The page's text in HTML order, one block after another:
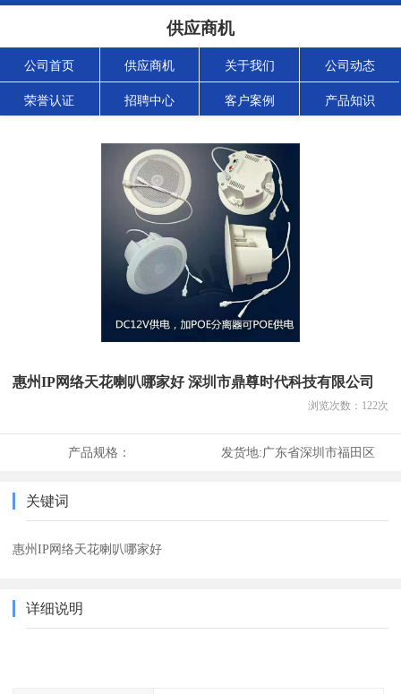
供应商机
公司首页 供应商机 关于我们 公司动态
荣誉认证 招聘中心 客户案例 产品知识
惠州IP网络天花喇叭哪家好 深圳市鼎尊时代科技有限公司
浏览次数： 122次
产品规格： 发货地:广东省深圳市福田区
关键词
惠州IP网络天花喇叭哪家好
详细说明